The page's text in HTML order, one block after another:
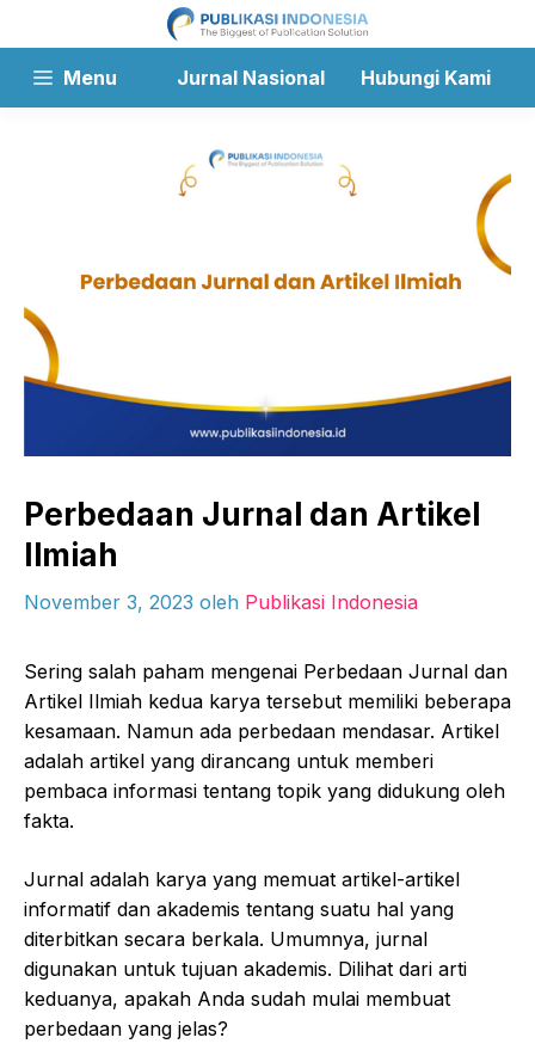
ke
Menu Jurnal Nasional Hubungi Kami
Perbedaan Jurnal dan Artikel
Ilmiah
November 3, 2023 oleh Publikasi Indonesia
Sering salah paham mengenai Perbedaan Jurnal dan
Artikel Ilmiah kedua karya tersebut memiliki beberapa
kesamaan. Namun ada perbedaan mendasar. Artikel
adalah artikel yang dirancang untuk memberi
pembaca informasi tentang topik yang didukung oleh
fakta.
Jurnal adalah karya yang memuat artikel-artikel
informatif dan akademis tentang suatu hal yang
diterbitkan secara berkala. Umumnya, jurnal
digunakan untuk tujuan akademis. Dilihat dari arti
keduanya, apakah Anda sudah mulai membuat
perbedaan yang jelas?